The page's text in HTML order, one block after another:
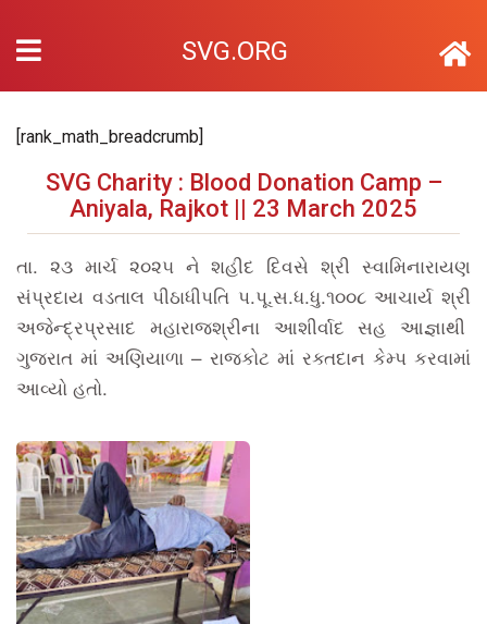
SVG.ORG
[rank_math_breadcrumb]
SVG Charity : Blood Donation Camp –
Aniyala, Rajkot || 23 March 2025
તા. ૨૩ માર્ચ ૨૦૨૫ ને શહીદ દિવસે શ્રી સ્વામિનારાયણ
સંપ્રદાય વડતાલ પીઠાધીપતિ પ.પૂ.સ.ધ.ધુ.૧૦૦૮ આચાર્ય શ્રી
અજેન્દ્રપ્રસાદ મહારાજશ્રીના આશીર્વાદ સહ આજ્ઞાથી
ગુજરાત માં અણિયાળા – રાજકોટ માં રક્તદાન કેમ્પ કરવામાં
આવ્યો હતો.